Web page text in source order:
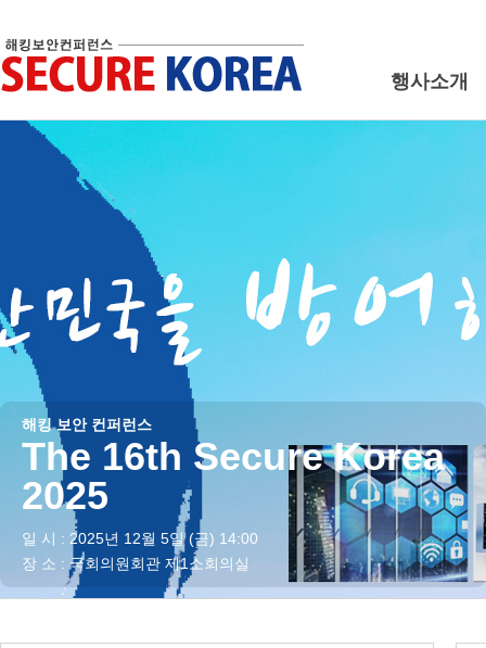
행사소개
해킹 보안 컨퍼런스
The 16th Secure Korea
2025
일 시 : 2025년 12월 5일 (금) 14:00
장 소 : 국회의원회관 제1소회의실